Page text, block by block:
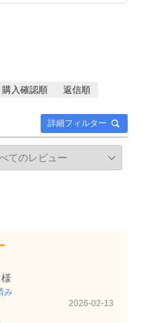
詳細フィルター
購入確認順
返信順
み
2026-02-13